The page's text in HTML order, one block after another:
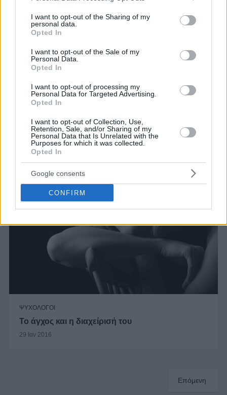
not limited to your visit or usage behaviour. You may click to
grant or deny consent to Google and its third-party tags to
use your data for below specified purposes in below Google
consent section.
I want to opt-out of the Sharing of my
personal data.
Opted In
I want to opt-out of the Sale of my
Personal Data.
Opted In
I want to opt-out of processing my
Personal Data for Targeted Advertising.
Opted In
I want to opt-out of Collection, Use,
Retention, Sale, and/or Sharing of my
Personal Data that Is Unrelated with the
Purposes for which it was collected.
Opted In
Google consents
CONFIRM
Νέα θεραπεία κατά του αλκοολισμού
29 Ιαν 2016
ΨΥΧΟΛΟΓΟΙ
Το άγχος και η διαχείρισή του
29 Ιαν 2016
Επόμενη